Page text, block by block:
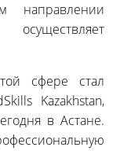
направлении
сфере стал
Kazakhstan,
в Астане.